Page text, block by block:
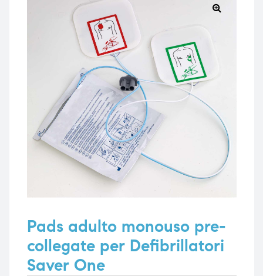
Pads adulto monouso pre-
collegate per Defibrillatori
Saver One